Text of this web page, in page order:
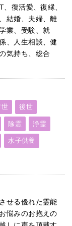
復活愛、復縁、
結婚、夫婦、離
業、受験、就
、人生相談、健
気持ち、総合
後世
除霊 浄霊
水子供養
せる優れた霊能
悩みのお抱えの